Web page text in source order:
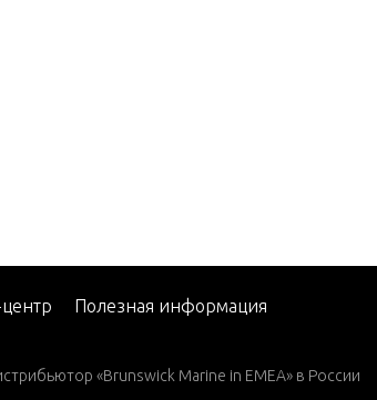
W30 (W/MARATHON)
W40 (W/MARATHON)
W8 (ML)(W/Marathon)
Полезная информация
«Brunswick Marine in EMEA» в России